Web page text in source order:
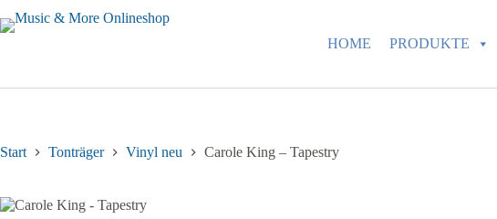
Inhalt
HOME PRODUKTE
Start Tonträger Vinyl neu Carole King – Tapestry